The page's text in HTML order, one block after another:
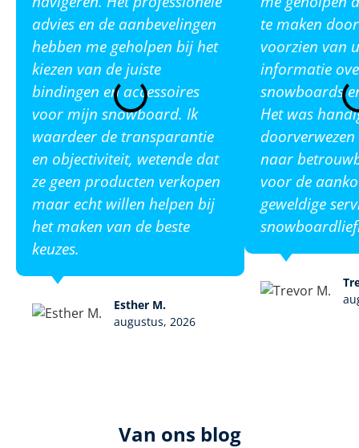
advies en de aanbevelingen
hebben me geholpen bij het
kiezen van de juiste
bindingen en accessoires
voor mijn snowboard. Ik
waardeer de transparantie
en objectiviteit, wetende dat
ze geen producten verkopen
maar echt willen helpen bij
het maken van de beste
keuzes.
Esther M.
augustus, 2026
te maken
voorzien van
informatie
snowboards
Het was
naar
voor de
geweldige
Van ons blog